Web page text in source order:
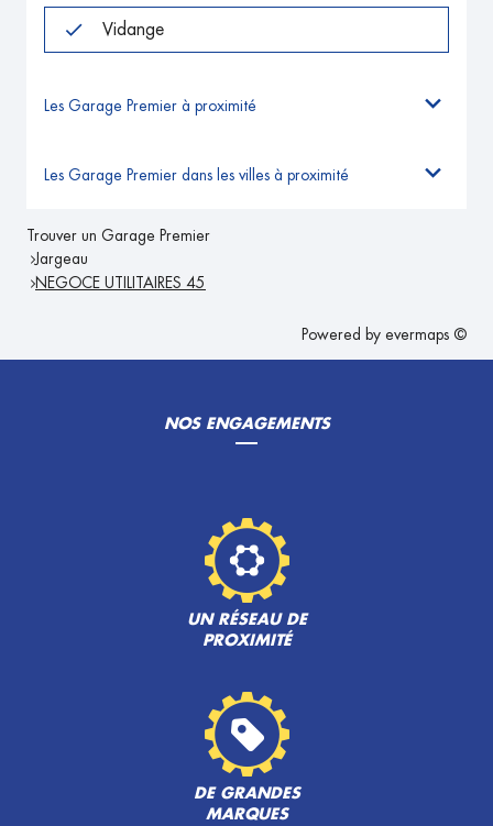
Vidange
Les Garage Premier à proximité
Les Garage Premier dans les villes à proximité
Trouver un Garage Premier
Jargeau
NEGOCE UTILITAIRES 45
Powered by evermaps ©
NOS ENGAGEMENTS
UN RÉSEAU DE
PROXIMITÉ
DE GRANDES
MARQUES